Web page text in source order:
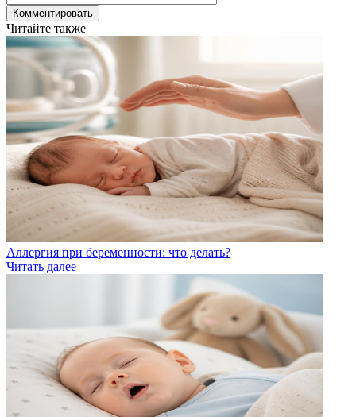
Читайте также
Аллергия при беременности: что делать?
Читать далее